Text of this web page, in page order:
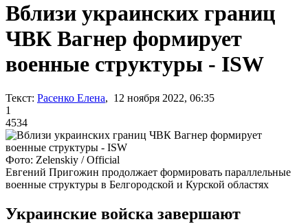
Вблизи украинских границ
ЧВК Вагнер формирует
военные структуры - ISW
Текст: Расенко Елена, 12 ноября 2022, 06:35
1
4534
Фото: Zelenskiy / Official
Евгений Пригожин продолжает формировать параллельные
военные структуры в Белгородской и Курской областях
Украинские войска завершают